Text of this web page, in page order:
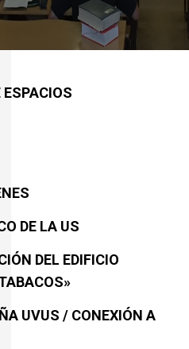
ESPACIOS
DE LA US
DEL EDIFICIO
UVUS / CONEXIÓN A